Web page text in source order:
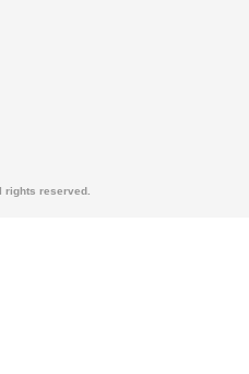
rights reserved.